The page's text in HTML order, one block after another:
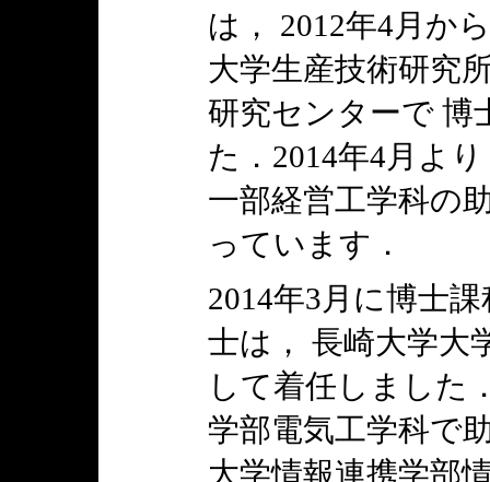
は， 2012年4月か
大学生産技術研究
研究センターで 博
た．2014年4月よ
一部経営工学科の
っています．
2014年3月に博士
士は， 長崎大学大
して着任しました
学部電気工学科で
大学情報連携学部